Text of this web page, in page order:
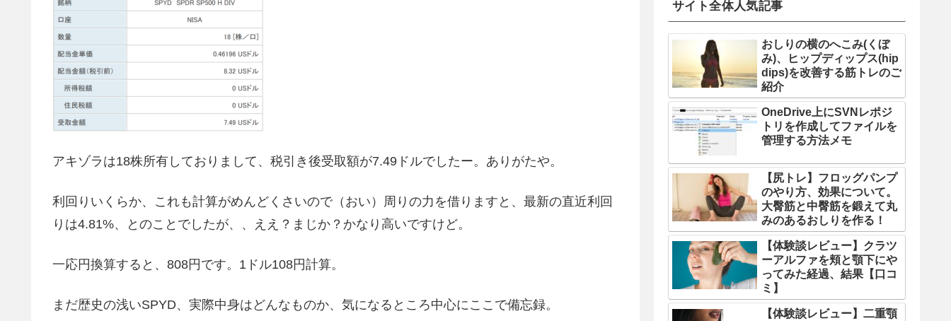
アキゾラは18株所有しておりまして、税引き後受取額が7.49ドルでしたー。ありがたや。
利回りいくらか、これも計算がめんどくさいので（おい）周りの力を借りますと、最新の直近利回
りは4.81%、とのことでしたが、、ええ？まじか？かなり高いですけど。
一応円換算すると、808円です。1ドル108円計算。
まだ歴史の浅いSPYD、実際中身はどんなものか、気になるところ中心にここで備忘録。
サイト全体人気記事
おしりの横のへこみ(くぼ
み)、ヒップディップス(hip
dips)を改善する筋トレのご
紹介
OneDrive上にSVNレポジ
トリを作成してファイルを
管理する方法メモ
【尻トレ】フロッグパンプ
のやり方、効果について。
大臀筋と中臀筋を鍛えて丸
みのあるおしりを作る！
【体験談レビュー】クラツ
ーアルファを頬と顎下にや
ってみた経過、結果【口コ
ミ】
【体験談レビュー】二重顎